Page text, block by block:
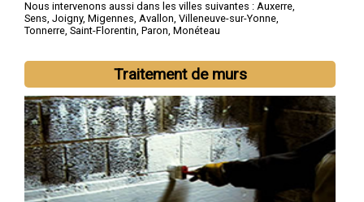
Nous intervenons aussi dans les villes suivantes : Auxerre
Sens Joigny, Migennes Avallon Villeneuve-sur-Yonne
Tonnerre Saint-Florentin Paron Monéteau
Traitement de murs